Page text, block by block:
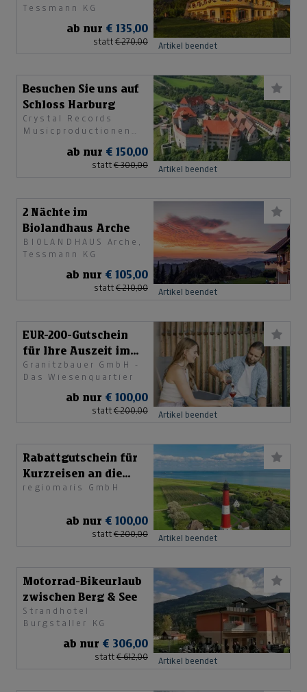
Tessmann KG
ab nur € 135,00
statt € 270,00 Artikel beendet
Besuchen Sie uns auf
Schloss Harburg
Crystal Records
Musicproductionen
ab nur € 150,00
statt € 300,00 Artikel beendet
2 Nächte im
Biolandhaus Arche
BIOLANDHAUS Arche,
Tessmann KG
ab nur € 105,00
statt € 210,00 Artikel beendet
EUR-200-Gutschein
für Ihre Auszeit im
Chalet
Granitzbauer GmbH -
Das Wiesenquartier
ab nur € 100,00
statt € 200,00 Artikel beendet
Rabattgutschein für
Kurzreisen an die
Nordsee
regiomaris GmbH
ab nur € 100,00
statt € 200,00 Artikel beendet
Motorrad-Bikeurlaub
zwischen Berg & See
Strandhotel
Burgstaller KG
ab nur € 306,00
statt € 612,00 Artikel beendet